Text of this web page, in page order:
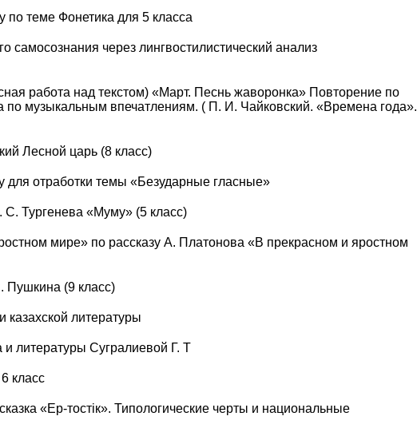
теме Фонетика для 5 класса
через лингвостилистический анализ
работа над текстом) «Март. Песнь жаворонка» Повторение по
музыкальным впечатлениям. ( П. И. Чайковский. «Времена года».
Лесной царь (8 класс)
для отработки темы «Безударные гласные»
С. Тургенева «Муму» (5 класс)
мире» по рассказу А. Платонова «В прекрасном и яростном
Пушкина (9 класс)
казахской литературы
и литературы Сугралиевой Г. Т
класс
«Ер-тостiк». Типологические черты и национальные